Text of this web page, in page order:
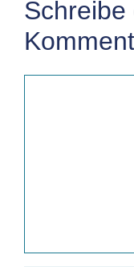
Schreibe